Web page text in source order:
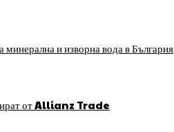
и изворна вода в България
от Allianz Trade